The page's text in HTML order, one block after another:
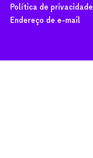
Política de privacidade
Endereço de e-mail